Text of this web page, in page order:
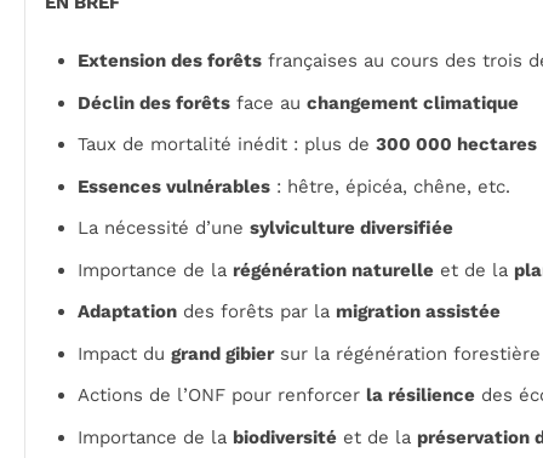
Extension des forêts françaises au cours des trois
Déclin des forêts face au changement climatique
Taux de mortalité inédit : plus de 300 000 hectares
Essences vulnérables : hêtre, épicéa, chêne, etc.
La nécessité d’une sylviculture diversifiée
Importance de la régénération naturelle et de la
Adaptation des forêts par la migration assistée
Impact du grand gibiersur la régénération forestière
Actions de l’ONF pour renforcer la résilience des
Importance de la biodiversité et de la préservation